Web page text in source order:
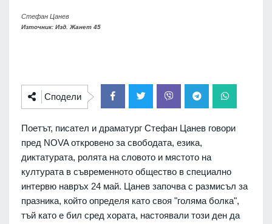
Стефан Цанев
Източник: Изд. Жанет 45
Сподели
Поетът, писател и драматург Стефан Цанев говори
пред NOVA откровено за свободата, езика,
диктатурата, ролята на словото и мястото на
културата в съвременното общество в специално
интервю навръх 24 май. Цанев започва с размисъл за
празника, който определя като своя "голяма болка",
тъй като е бил сред хората, настоявали този ден да